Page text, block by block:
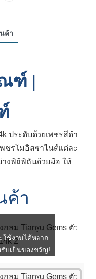
ค้า
ฑ์ |
ประดับด้วยเพชรสีดำ
พชรโมอิสซาไนต์แต่ละ
างพิถีพิถันด้วยมือ ให้
ค้า
ใช้งานได้หลาก
รับเป็นของขวัญ!